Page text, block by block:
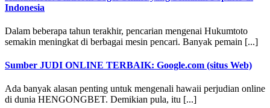
Indonesia
Dalam beberapa tahun terakhir, pencarian mengenai Hukumtoto
semakin meningkat di berbagai mesin pencari. Banyak pemain [...]
Sumber JUDI ONLINE TERBAIK: Google.com (situs Web)
Ada banyak alasan penting untuk mengenali hawaii perjudian online
di dunia HENGONGBET. Demikian pula, itu [...]